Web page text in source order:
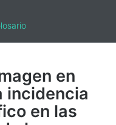
en
incidencia
en las